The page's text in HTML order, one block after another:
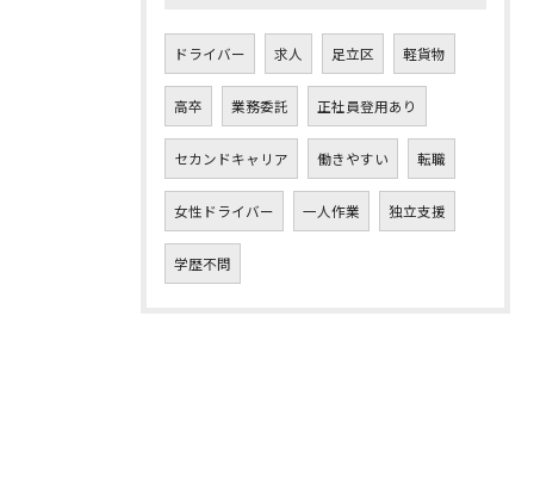
ドライバー 求人 足立区 軽貨物
高卒 業務委託 正社員登用あり
セカンドキャリア 働きやすい 転職
女性ドライバー 一人作業 独立支援
学歴不問